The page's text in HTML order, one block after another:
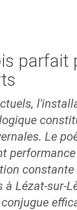
parfait
Le
Lézat-sur-